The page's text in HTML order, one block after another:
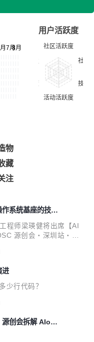
用户活跃度
物
藏
注
系统基座的技术
程师梁瑛健将出席【AI
源创会・深圳站・11
时代的技术挑战与机
进
少行代码？
源创会拆解 AIoT